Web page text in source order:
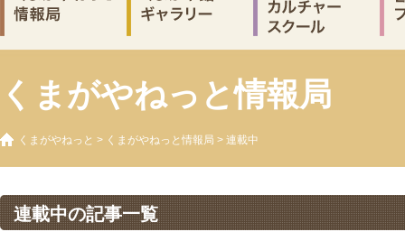
くまがやねっと情報局
くまがやねっと > くまがやねっと情報局 > 連載中
連載中の記事一覧